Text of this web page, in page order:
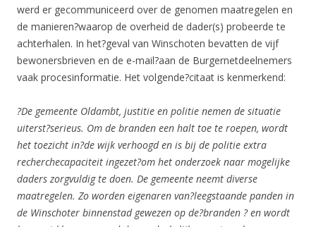
werd er gecommuniceerd over de genomen maatregelen en
de manieren?waarop de overheid de dader(s) probeerde te
achterhalen. In het?geval van Winschoten bevatten de vijf
bewonersbrieven en de e-mail?aan de Burgernetdeelnemers
vaak procesinformatie. Het volgende?citaat is kenmerkend:
?De gemeente Oldambt, justitie en politie nemen de situatie
uiterst?serieus. Om de branden een halt toe te roepen, wordt
het toezicht in?de wijk verhoogd en is bij de politie extra
recherchecapaciteit ingezet?om het onderzoek naar mogelijke
daders zorgvuldig te doen. De gemeente neemt diverse
maatregelen. Zo worden eigenaren van?leegstaande panden in
de Winschoter binnenstad gewezen op de?branden ? en wordt